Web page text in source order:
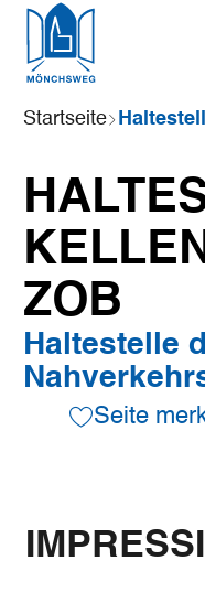
Sie
sind
Startseite
ZOB
Haltestelle
Seite